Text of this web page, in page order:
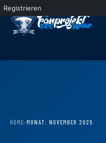
Registrieren
rollt nach Krefeld! Wohin rollt
HOME›MONAT: NOVEMBER 2025